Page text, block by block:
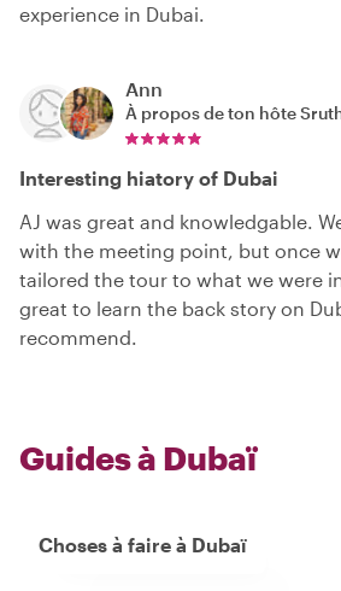
experience in Dubai.
Ann
À propos de ton hôte
Interesting hiatory of Dubai
AJ was great and knowledgable.
with the meeting point, but once
tailored the tour to what we were
great to learn the back story on
recommend.
Guides à Dubaï
Choses à faire à Dubaï